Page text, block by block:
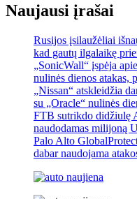
Naujausi įrašai
Rusijos įsilaužėliai
kad gautų ilgalaikę
„SonicWall“ įspėja
nulinės dienos atakas,
„Nissan“ atskleidžia
su „Oracle“ nulinės
FTB sutrikdo didžiulę
naudodamas milijoną
Palo Alto
dabar naudojama